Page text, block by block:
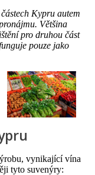
Kypru autem
Většina
pro druhou část
pouze jako
vynikající vína
tyto suvenýry: